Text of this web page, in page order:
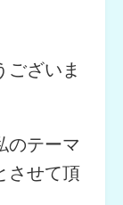
ございま
のテーマ
させて頂